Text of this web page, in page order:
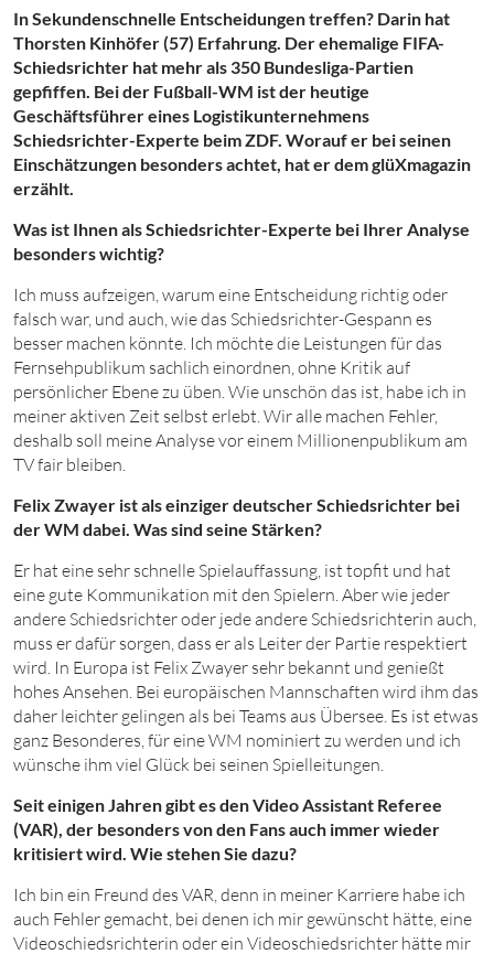
In Sekundenschnelle Entscheidungen treffen? Darin hat
Thorsten Kinhöfer (57) Erfahrung. Der ehemalige FIFA-
Schiedsrichter hat mehr als 350 Bundesliga-Partien
gepfiffen. Bei der Fußball-WM ist der heutige
Geschäftsführer eines Logistikunternehmens
Schiedsrichter-Experte beim ZDF. Worauf er bei seinen
Einschätzungen besonders achtet, hat er dem glüXmagazin
erzählt.
Was ist Ihnen als Schiedsrichter-Experte bei Ihrer Analyse
besonders wichtig?
Ich muss aufzeigen, warum eine Entscheidung richtig oder
falsch war, und auch, wie das Schiedsrichter-Gespann es
besser machen könnte. Ich möchte die Leistungen für das
Fernsehpublikum sachlich einordnen, ohne Kritik auf
persönlicher Ebene zu üben. Wie unschön das ist, habe ich in
meiner aktiven Zeit selbst erlebt. Wir alle machen Fehler,
deshalb soll meine Analyse vor einem Millionenpublikum am
TV fair bleiben.
Felix Zwayer ist als einziger deutscher Schiedsrichter bei
der WM dabei. Was sind seine Stärken?
Er hat eine sehr schnelle Spielauffassung, ist topfit und hat
eine gute Kommunikation mit den Spielern. Aber wie jeder
andere Schiedsrichter oder jede andere Schiedsrichterin auch,
muss er dafür sorgen, dass er als Leiter der Partie respektiert
wird. In Europa ist Felix Zwayer sehr bekannt und genießt
hohes Ansehen. Bei europäischen Mannschaften wird ihm das
daher leichter gelingen als bei Teams aus Übersee. Es ist etwas
ganz Besonderes, für eine WM nominiert zu werden und ich
wünsche ihm viel Glück bei seinen Spielleitungen.
Seit einigen Jahren gibt es den Video Assistant Referee
(VAR), der besonders von den Fans auch immer wieder
kritisiert wird. Wie stehen Sie dazu?
Ich bin ein Freund des VAR, denn in meiner Karriere habe ich
auch Fehler gemacht, bei denen ich mir gewünscht hätte, eine
Videoschiedsrichterin oder ein Videoschiedsrichter hätte mir